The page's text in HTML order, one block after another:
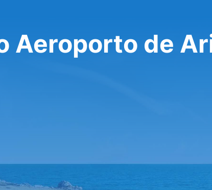
Aeroporto de